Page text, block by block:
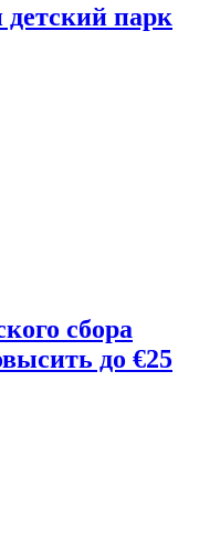
парк
сбора
до €25